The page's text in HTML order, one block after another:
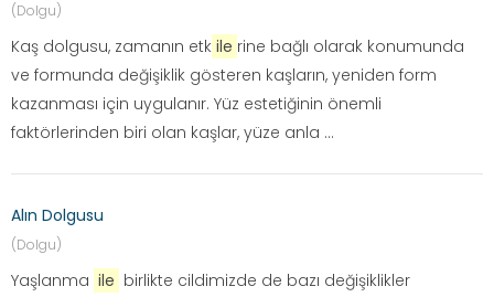
(Dolgu)
Kaş dolgusu, zamanın etk ile rine bağlı olarak konumunda
ve formunda değişiklik gösteren kaşların, yeniden form
kazanması için uygulanır. Yüz estetiğinin önemli
faktörlerinden biri olan kaşlar, yüze anla ...
Alın Dolgusu
(Dolgu)
Yaşlanma ile birlikte cildimizde de bazı değişiklikler